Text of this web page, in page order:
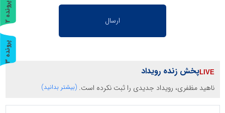
پخش زنده رویداد
ناهید مظفری، رویداد جدیدی را ثبت نکرده است. (بیشتر بدانید)
پ
ر
و
ن
د
ه
2
پ
ر
و
ن
د
ه
3